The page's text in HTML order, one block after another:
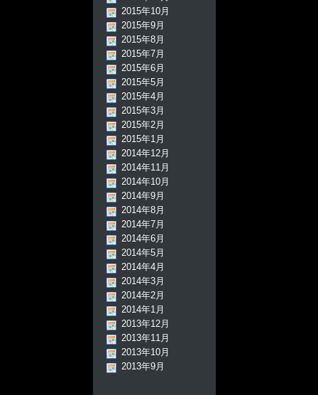
2015年10月
2015年9月
2015年8月
2015年7月
2015年6月
2015年5月
2015年4月
2015年3月
2015年2月
2015年1月
2014年12月
2014年11月
2014年10月
2014年9月
2014年8月
2014年7月
2014年6月
2014年5月
2014年4月
2014年3月
2014年2月
2014年1月
2013年12月
2013年11月
2013年10月
2013年9月